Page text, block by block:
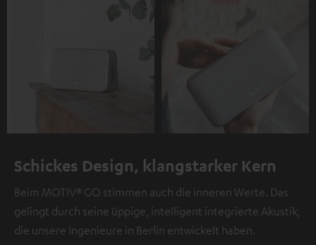
Schickes Design, klangstarker Kern
Beim MOTIV® GO stimmen auch die inneren Werte. Das
gelingt durch seine üppige, intelligent integrierte Akustik,
die unsere Ingenieure in Berlin entwickelt haben.